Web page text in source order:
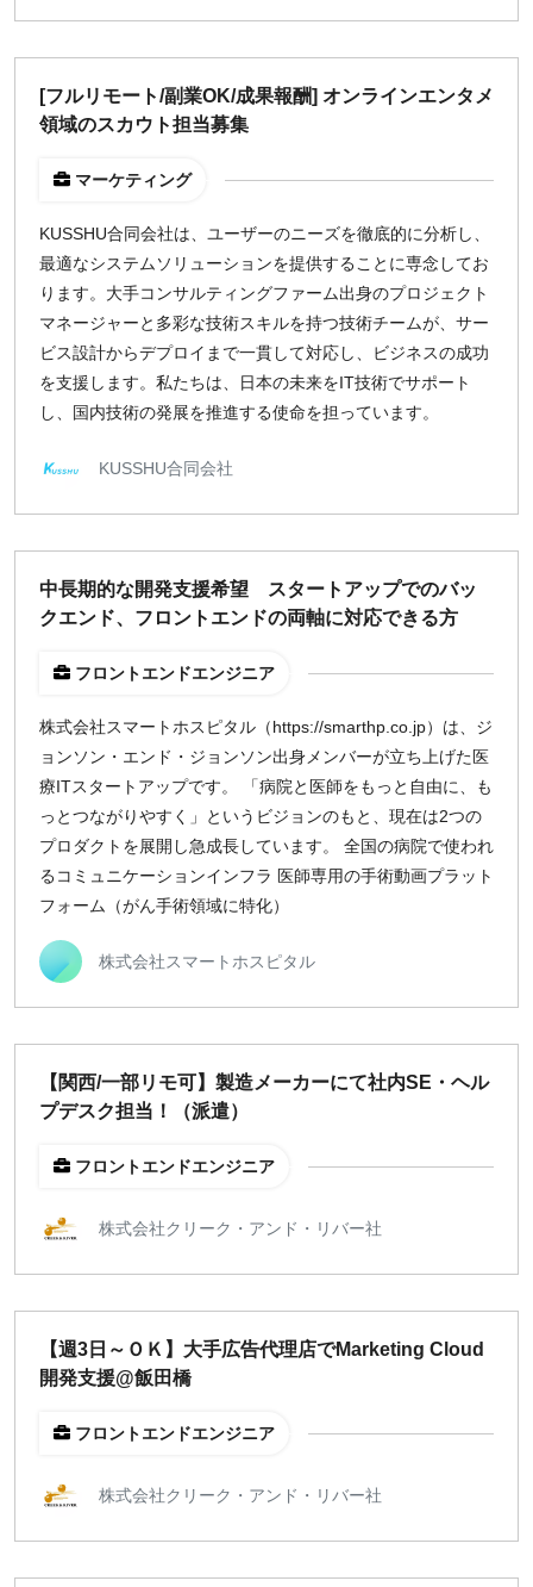
募集中のみ表示
時給
1,500円 以上
指定なし 検索
[フルリモート/副業OK/成果報酬] オンラインエンタメ
領域のスカウト担当募集
マーケティング
KUSSHU合同会社は、ユーザーのニーズを徹底的に分析し、
最適なシステムソリューションを提供することに専念してお
ります。大手コンサルティングファーム出身のプロジェクト
マネージャーと多彩な技術スキルを持つ技術チームが、サー
ビス設計からデプロイまで一貫して対応し、ビジネスの成功
を支援します。私たちは、日本の未来をIT技術でサポート
し、国内技術の発展を推進する使命を担っています。
KUSSHU合同会社
中長期的な開発支援希望 スタートアップでのバッ
クエンド、フロントエンドの両軸に対応できる方
フロントエンドエンジニア
株式会社スマートホスピタル（https://smarthp.co.jp）は、ジ
ョンソン・エンド・ジョンソン出身メンバーが立ち上げた医
療ITスタートアップです。 「病院と医師をもっと自由に、も
っとつながりやすく」というビジョンのもと、現在は2つの
プロダクトを展開し急成長しています。 全国の病院で使われ
るコミュニケーションインフラ 医師専用の手術動画プラット
フォーム（がん手術領域に特化）
株式会社スマートホスピタル
【関西/一部リモ可】製造メーカーにて社内SE・ヘル
プデスク担当！（派遣）
フロントエンドエンジニア
株式会社クリーク・アンド・リバー社
【週3日～ＯＫ】大手広告代理店でMarketing Cloud
開発支援@飯田橋
フロントエンドエンジニア
株式会社クリーク・アンド・リバー社